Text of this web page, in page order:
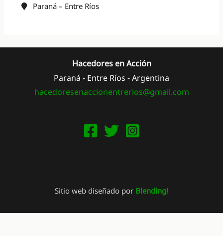
Paraná – Entre Ríos
Hacedores en Acción
Paraná - Entre Ríos - Argentina
hacedoresenaccionentrerios@gmail.com
Sitio web diseñado por Blending!